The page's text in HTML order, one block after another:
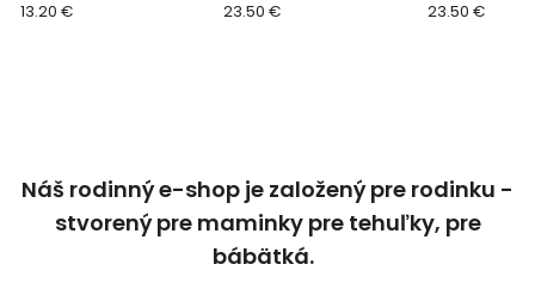
13.20 €
23.50 €
23.50 €
Náš rodinný e-shop je založený pre rodinku -
stvorený pre maminky pre tehuľky, pre
bábätká.